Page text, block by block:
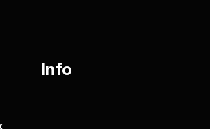
Info